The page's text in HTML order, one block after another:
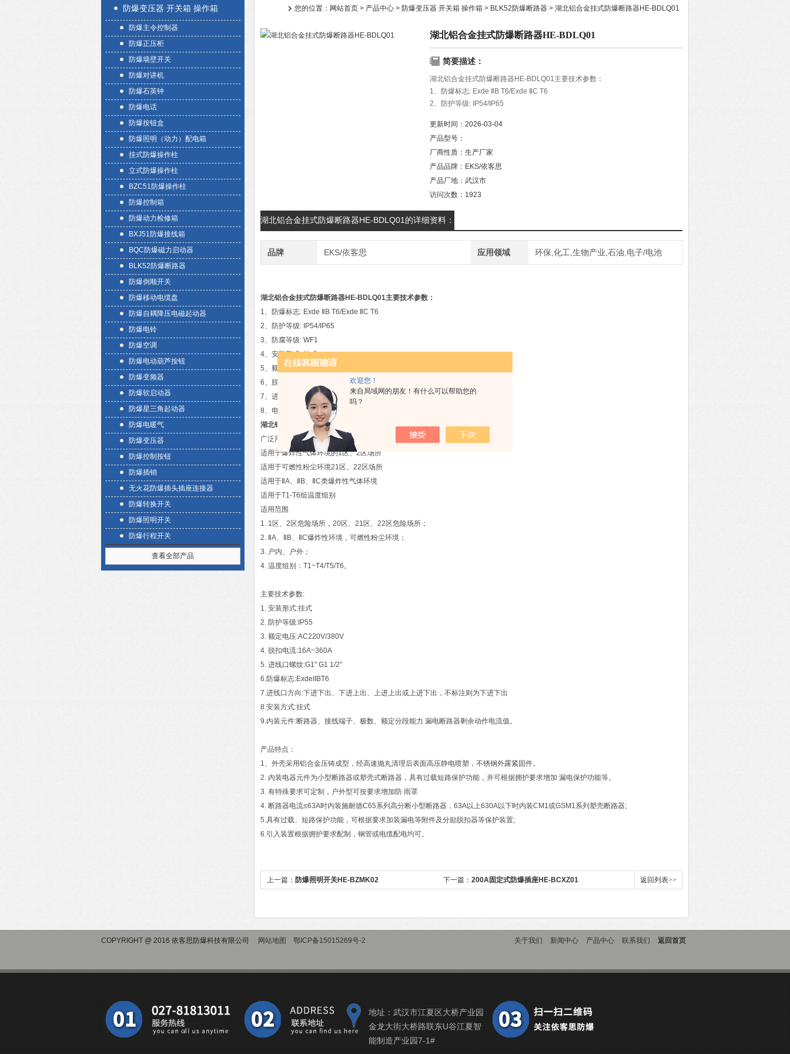
欢迎您！
来自局域网的朋友！有什么可以帮助您的
吗？
防爆变压器 开关箱 操作箱
防爆主令控制器
防爆正压柜
防爆墙壁开关
防爆对讲机
防爆石英钟
防爆电话
防爆按钮盒
防爆照明（动力）配电箱
挂式防爆操作柱
立式防爆操作柱
BZC51防爆操作柱
防爆控制箱
防爆动力检修箱
BXJ51防爆接线箱
BQC防爆磁力启动器
BLK52防爆断路器
防爆倒顺开关
防爆移动电缆盘
防爆自耦降压电磁起动器
防爆电铃
防爆空调
防爆电动葫芦按钮
防爆变频器
防爆软启动器
防爆星三角起动器
防爆电暖气
防爆变压器
防爆控制按钮
防爆插销
无火花防爆插头插座连接器
防爆转换开关
防爆照明开关
防爆行程开关
查看全部产品
您的位置： 网站首页 > 产品中心 > 防爆变压器 开关箱 操作箱 > BLK52防爆断路器 > 湖北铝合金挂式防爆断路器HE-BDLQ01
湖北铝合金挂式防爆断路器HE-BDLQ01
简要描述：
湖北铝合金挂式防爆断路器HE-BDLQ01主要技术参数：
1、防爆标志: Exde ⅡB T6/Exde ⅡC T6
2、防护等级: IP54/IP65
更新时间： 2026-03-04
产品型号：
厂商性质： 生产厂家
产品品牌： EKS/依客思
产品厂地： 武汉市
访问次数： 1923
湖北铝合金挂式防爆断路器HE-BDLQ01的详细资料：
品牌 EKS/依客思 应用领域 环保,化工,生物产业,石油,电子/电池
湖北铝合金挂式防爆断路器HE-BDLQ01主要技术参数：
1、防爆标志: Exde ⅡB T6/Exde ⅡC T6
2、防护等级: IP54/IP65
3、防腐等级: WF1
4、安装形式: 挂式
5、额定电压: AC220V/380V
6、脱扣电流: 电流63A
7、进线口螺纹: G1" ~ G4 / "
8、电缆外径：φ 14mm~φ32mm
湖北铝合金挂式防爆断路器HE-BDLQ01
适用范围
广泛用于石油开采、炼油、化工等危险环境及海洋石油平台、油轮等危险场所，
适用于爆炸性气体环境的1区、2区场所
适用于可燃性粉尘环境21区、22区场所
适用于ⅡA、ⅡB、ⅡC类爆炸性气体环境
适用于T1-T6组温度组别
适用范围
1. 1区、2区危险场所，20区、21区、22区危险场所；
2. ⅡA、ⅡB、ⅡC爆炸性环境，可燃性粉尘环境；
3. 户内、户外；
4. 温度组别：T1~T4/T5/T6。
主要技术参数:
1. 安装形式:挂式
2. 防护等级:IP55
3. 额定电压:AC220V/380V
4. 脱扣电流:16A~360A
5. 进线口螺纹:G1" G1 1/2"
6.防爆标志:ExdeIIBT6
7.进线口方向:下进下出、下进上出、上进上出或上进下出，不标注则为下进下出
8.安装方式:挂式
9.内装元件:断路器、接线端子、极数、额定分段能力 漏电断路器剩余动作电流值。
产品特点：
1、外壳采用铝合金压铸成型，经高速抛丸清理后表面高压静电喷塑，不锈钢外露紧固件。
2. 内装电器元件为小型断路器或塑壳式断路器，具有过载短路保护功能，并可根据拥护要求增加 漏电保护功能等。
3. 有特殊要求可定制，户外型可按要求增加防 雨罩
4. 断路器电流≤63A时内装施耐德C65系列高分断小型断路器，63A以上630A以下时内装CM1或GSM1系列塑壳断路器;
5.具有过载、短路保护功能，可根据要求加装漏电等附件及分励脱扣器等保护装置;
6.引入装置根据拥护要求配制，钢管或电缆配电均可。
上一篇： 防爆照明开关HE-BZMK02 下一篇： 200A固定式防爆插座HE-BCXZ01 返回列表>>
COPYRIGHT @ 2016 依客思防爆科技有限公司 网站地图 鄂ICP备15015269号-2 关于我们 新闻中心 产品中心 联系我们 返回首页
地址：武汉市江夏区大桥产业园
金龙大街大桥路联东U谷江夏智
能制造产业园7-1#